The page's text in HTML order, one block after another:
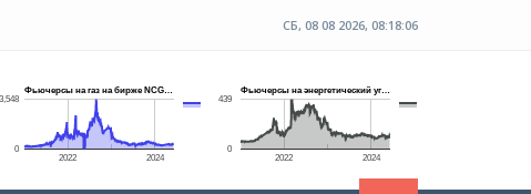
СБ, 08 08 2026, 08:18:06